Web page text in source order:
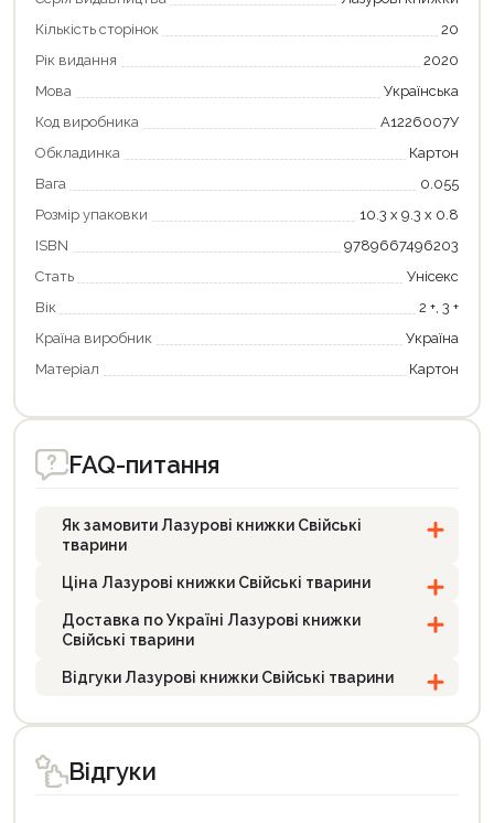
Кількість сторінок
20
Рік видання
2020
Мова
Українська
Код виробника
А1226007У
Обкладинка
Картон
Вага
0.055
Розмір упаковки
10.3 х 9.3 х 0.8
ISBN
9789667496203
Стать
Унісекс
Вік
2 +, 3 +
Країна виробник
Україна
Матеріал
Картон
FAQ-питання
Як замовити Лазурові книжки Свійські
тварини
Ціна Лазурові книжки Свійські тварини
Доставка по Україні Лазурові книжки
Свійські тварини
Відгуки Лазурові книжки Свійські тварини
Відгуки
Продовжити покупки